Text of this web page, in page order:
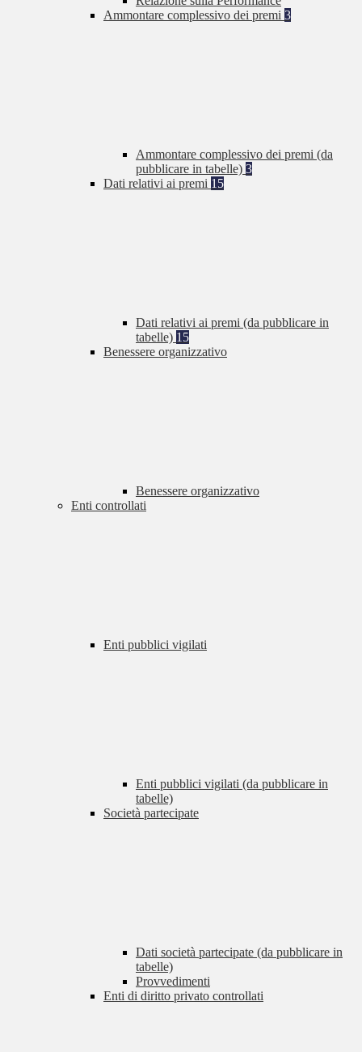
Ammontare complessivo dei premi 3
Ammontare complessivo dei premi (da
pubblicare in tabelle) 3
Dati relativi ai premi 15
Dati relativi ai premi (da pubblicare in
tabelle) 15
Benessere organizzativo
Benessere organizzativo
Enti controllati
Enti pubblici vigilati
Enti pubblici vigilati (da pubblicare in
tabelle)
Società partecipate
Dati società partecipate (da pubblicare in
tabelle)
Provvedimenti
Enti di diritto privato controllati